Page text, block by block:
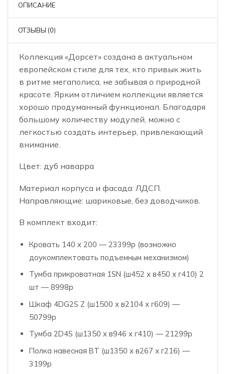
ОПИСАНИЕ
ОТЗЫВЫ (0)
Коллекция «Дорсет» создана в актуальном
европейском стиле для тех, кто привык жить
в ритме мегаполиса, не забывая о природной
красоте. Ярким отличием коллекции является
хорошо продуманный функционал. Благодаря
большому количеству модулей, можно с
легкостью создать интерьер, привлекающий
внимание.
Цвет: дуб наварра
Материал корпуса и фасада: ЛДСП.
Направляющие: шариковые, без доводчиков.
В комплект входит:
Кровать 140 х 200 — 23399р (возможно
доукомплектовать подъемным механизмом)
Тумба прикроватная 1SN (ш452 х в450 х г410) 2
шт — 8998р
Шкаф 4DG2S Z (ш1500 х в2104 х г609) —
50799р
Тумба 2D4S (ш1350 х в946 х г410) — 21299р
Полка навесная ВТ (ш1350 х в267 х г216) —
3199р